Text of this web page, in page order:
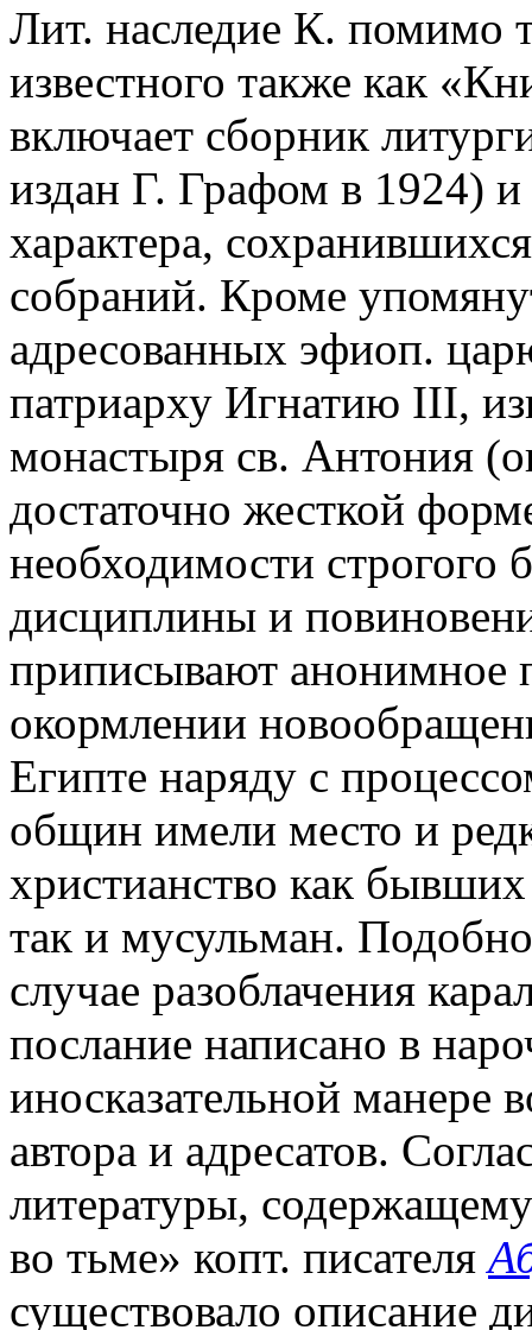
Лит. наследие К. помимо
известного также как
включает сборник
издан Г. Графом в 1924) и
характера,
собраний. Кроме
адресованных эфиоп.
патриарху Игнатию III,
монастыря св. Антония
достаточно жесткой
необходимости строгого
дисциплины и
приписывают анонимное
окормлении
Египте наряду с
общин имели место и
христианство как
так и мусульман.
случае разоблачения
послание написано в
иносказательной манере
автора и адресатов.
литературы,
во тьме» копт. писателя
существовало описание